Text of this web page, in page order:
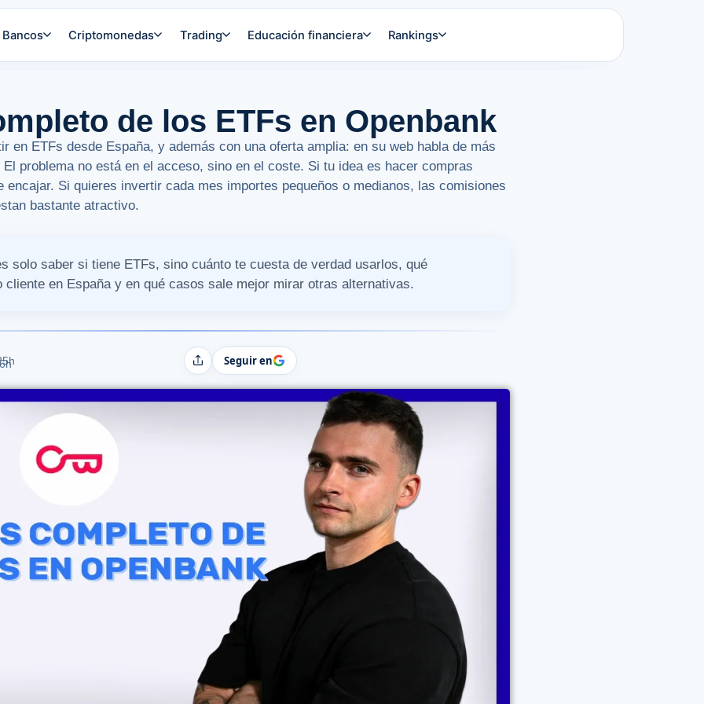
Bancos Criptomonedas Trading Educación financiera Rankings
de los ETFs en Openbank
en ETFs desde España, y además con una oferta amplia: en su web habla de más
problema no está en el acceso, sino en el coste. Si tu idea es hacer compras
encajar. Si quieres invertir cada mes importes pequeños o medianos, las comisiones
bastante atractivo.
solo saber si tiene ETFs, sino cuánto te cuesta de verdad usarlos, qué
cliente en España y en qué casos sale mejor mirar otras alternativas.
CompartirSeguir en